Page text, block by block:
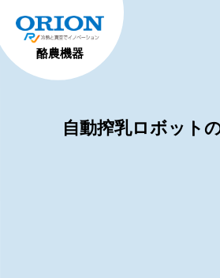
酪農機器
自動搾乳ロボット